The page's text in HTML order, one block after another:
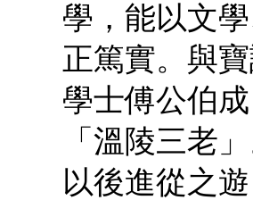
學，能以文
正篤實。與
學士傅公伯
「溫陵三老
以後進從之